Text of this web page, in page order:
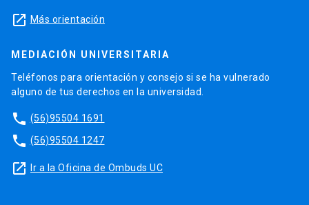
launch Más orientación
MEDIACIÓN UNIVERSITARIA
Teléfonos para orientación y consejo si se ha vulnerado
alguno de tus derechos en la universidad.
phone (56)95504 1691
phone (56)95504 1247
launch Ir a la Oficina de Ombuds UC